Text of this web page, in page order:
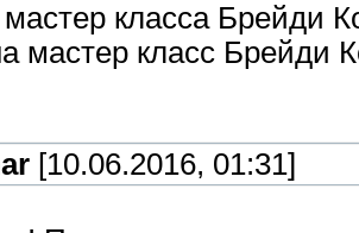
класса Брейди
мастер класс Брейди
[10.06.2016, 01:31]